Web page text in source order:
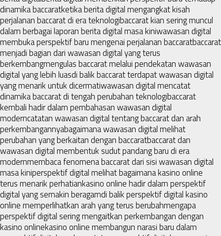
dinamika baccaratketika berita digital mengangkat kisah
perjalanan baccarat di era teknologibaccarat kian sering muncul
dalam berbagai laporan berita digital masa kiniwawasan digital
membuka perspektif baru mengenai perjalanan baccaratbaccarat
menjadi bagian dari wawasan digital yang terus
berkembangmengulas baccarat melalui pendekatan wawasan
digital yang lebih luasdi balik baccarat terdapat wawasan digital
yang menarik untuk dicermatiwawasan digital mencatat
dinamika baccarat di tengah perubahan teknologibaccarat
kembali hadir dalam pembahasan wawasan digital
moderncatatan wawasan digital tentang baccarat dan arah
perkembangannyabagaimana wawasan digital melihat
perubahan yang berkaitan dengan baccaratbaccarat dan
wawasan digital membentuk sudut pandang baru di era
modernmembaca fenomena baccarat dari sisi wawasan digital
masa kiniperspektif digital melihat bagaimana kasino online
terus menarik perhatiankasino online hadir dalam perspektif
digital yang semakin beragamdi balik perspektif digital kasino
online memperlihatkan arah yang terus berubahmengapa
perspektif digital sering mengaitkan perkembangan dengan
kasino onlinekasino online membangun narasi baru dalam